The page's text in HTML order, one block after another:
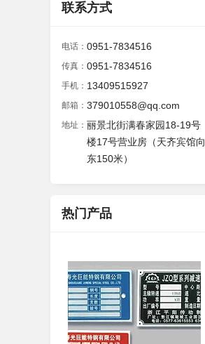
联系方式
电话： 0951-7834516
传真： 0951-7834516
手机： 13409515927
邮箱： 379010558@qq.com
地址： 丽景北街满春家园18-19号
楼17号营业房（天齐宾馆向
东150米）
热门产品